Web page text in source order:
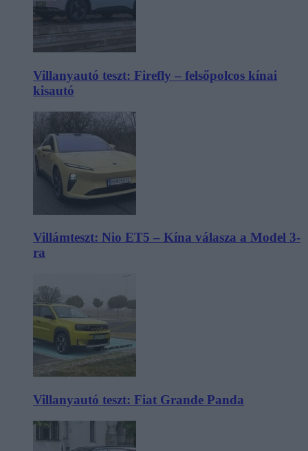
Villanyautó teszt: Firefly – felsőpolcos kínai
kisautó
Villámteszt: Nio ET5 – Kína válasza a Model 3-
ra
Villanyautó teszt: Fiat Grande Panda